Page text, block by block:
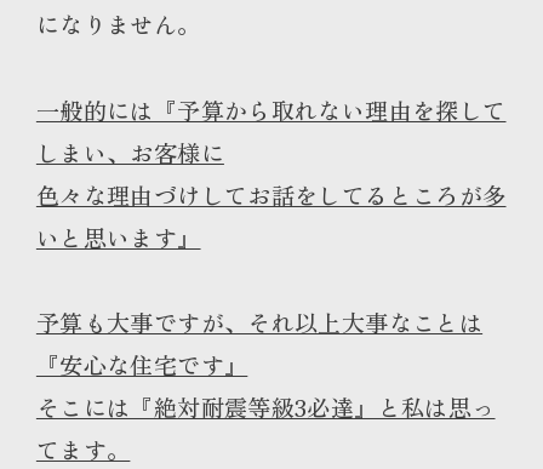
になりません。
一般的には『予算から取れない理由を探して
しまい、お客様に
色々な理由づけしてお話をしてるところが多
いと思います』
予算も大事ですが、それ以上大事なことは
『安心な住宅です』
そこには『絶対耐震等級3必達』と私は思っ
てます。